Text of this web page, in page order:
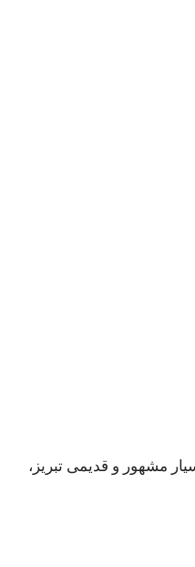
مشهور و قدیمی تبریز،